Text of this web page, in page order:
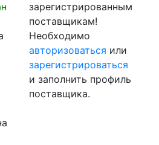
зарегистрированным
поставщикам!
Необходимо
авторизоваться или
зарегистрироваться
и заполнить профиль
поставщика.